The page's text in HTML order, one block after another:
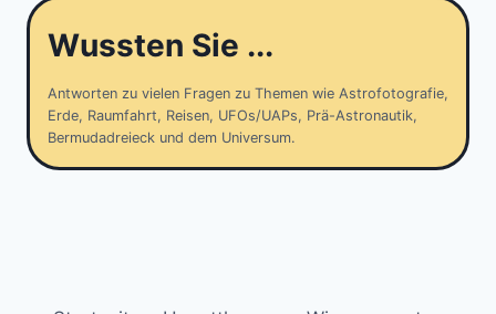
Wussten Sie ...
Antworten zu vielen Fragen zu Themen wie Astrofotografie,
Erde, Raumfahrt, Reisen, UFOs/UAPs, Prä-Astronautik,
Bermudadreieck und dem Universum.